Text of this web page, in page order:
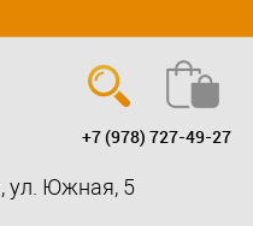
+7 (978) 727-49-27
ул. Южная, 5